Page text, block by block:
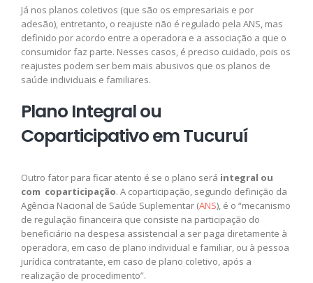
Já nos planos coletivos (que são os empresariais e por
adesão), entretanto, o reajuste não é regulado pela ANS, mas
definido por acordo entre a operadora e a associação a que o
consumidor faz parte. Nesses casos, é preciso cuidado, pois os
reajustes podem ser bem mais abusivos que os planos de
saúde individuais e familiares.
Plano Integral ou
Coparticipativo em Tucuruí
Outro fator para ficar atento é se o plano será integral ou
com coparticipação. A coparticipação, segundo definição da
Agência Nacional de Saúde Suplementar (ANS), é o “mecanismo
de regulação financeira que consiste na participação do
beneficiário na despesa assistencial a ser paga diretamente à
operadora, em caso de plano individual e familiar, ou à pessoa
jurídica contratante, em caso de plano coletivo, após a
realização de procedimento”.